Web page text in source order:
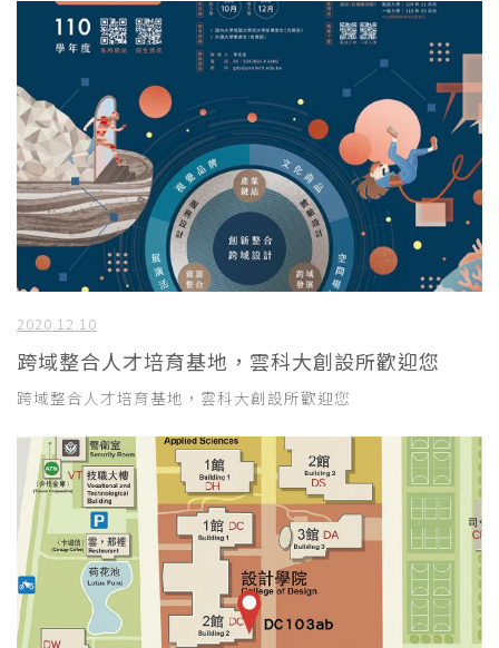
2020.12.10
跨域整合人才培育基地，雲科大創設所歡迎您
跨域整合人才培育基地，雲科大創設所歡迎您